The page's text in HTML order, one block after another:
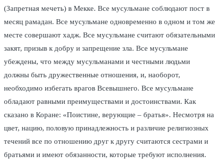
(Запретная мечеть) в Мекке. Все мусульмане соблюдают пост в
месяц рамадан. Все мусульмане одновременно в одном и том же
месте совершают хадж. Все мусульмане считают обязательными
закят, призыв к добру и запрещение зла. Все мусульмане
убеждены, что между мусульманами и честными людьми
должны быть дружественные отношения, и, наоборот,
необходимо избегать врагов Всевышнего. Все мусульмане
обладают равными преимуществами и достоинствами. Как
сказано в Коране: «Поистине, верующие – братья». Несмотря на
цвет, нацию, половую принадлежность и различие религиозных
течений все по отношению друг к другу считаются сестрами и
братьями и имеют обязанности, которые требуют исполнения.